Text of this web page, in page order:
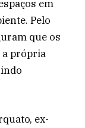
em
Pelo
que os
própria
ex-